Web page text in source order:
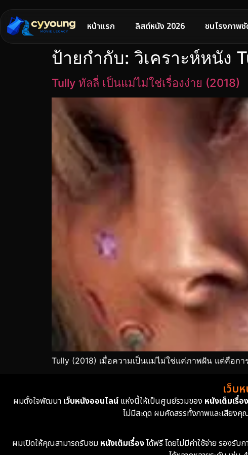
หน้าแรก ลิสต์หนัง 2026 ชนโรงภาพ
ป้ายกำกับ: วิเคราะห์หนัง
Tully ทัลลี่ เป็นแม่ไม่ใช่เรื่องง่าย (2018)
Tully (2018) เมื่อความเป็นแม่ไม่ใช่แค่ภาพฝัน แต่คือก
เว็บ
ผมตั้งใจพัฒนา เว็บหนังออนไลน์แห่งนี้ให้เป็นศูนย์รวมของ หนังเต็มเรื่อง
ไม่มีสะดุด ผมคัดสรรทั้งภาพและเสียง
ผมเปิดให้คุณสามารถรับชม หนังเต็มเรื่องได้ฟรี โดยไม่มีค่าใช้จ่าย รองรั